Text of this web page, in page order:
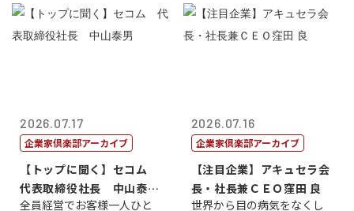
2026.07.17
企業家倶楽部アーカイブ
【トップに聞く】セコム
代表取締役社長 中山泰
男
全員経営でお客様一人ひと
2026.07.16
企業家倶楽部アーカイブ
【注目企業】アキュセラ会
長・社長兼ＣＥＯ窪田 良
世界から目の病気をなくし